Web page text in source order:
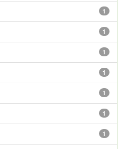
1
1
1
1
1
1
1